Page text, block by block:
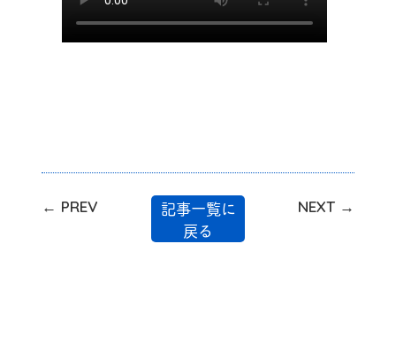
#自動車保険 #火災保険
#生命保険 #損害保険 #
ファイナンシャルプラン
ナー #FP #保険相談 #ラ
イフプラン
← PREV
記事一覧に
戻る
NEXT →